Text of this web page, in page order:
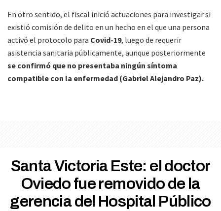
En otro sentido, el fiscal inició actuaciones para investigar si
existió comisión de delito en un hecho en el que una persona
activó el protocolo para Covid-19, luego de requerir
asistencia sanitaria públicamente, aunque posteriormente
se confirmó que no presentaba ningún síntoma
compatible con la enfermedad (Gabriel Alejandro Paz).
Santa Victoria Este: el doctor
Oviedo fue removido de la
gerencia del Hospital Público